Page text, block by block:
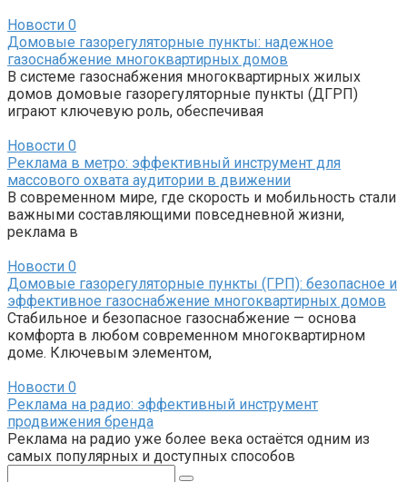
Новости 0
Домовые газорегуляторные пункты: надежное
газоснабжение многоквартирных домов
В системе газоснабжения многоквартирных жилых
домов домовые газорегуляторные пункты (ДГРП)
играют ключевую роль, обеспечивая
Новости 0
Реклама в метро: эффективный инструмент для
массового охвата аудитории в движении
В современном мире, где скорость и мобильность стали
важными составляющими повседневной жизни,
реклама в
Новости 0
Домовые газорегуляторные пункты (ГРП): безопасное и
эффективное газоснабжение многоквартирных домов
Стабильное и безопасное газоснабжение — основа
комфорта в любом современном многоквартирном
доме. Ключевым элементом,
Новости 0
Реклама на радио: эффективный инструмент
продвижения бренда
Реклама на радио уже более века остаётся одним из
самых популярных и доступных способов